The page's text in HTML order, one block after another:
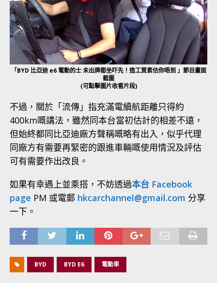
「BYD 比亞迪 e6 電動的士 未出牌都坐吓先！造工質素估你唔到 」節目畫面
截圖
(可點擊圖片收看片段)
不過，關於「流傳」指充滿電續航距離只得約
400km嘅講法，雖然同本台當初估計的相差不遠，
但始終都同比亞迪廠方聲稱嘅略有出入，似乎代理
同廠方有需要再緊密的跟進車輛嘅使用情況及評估
可有需要作出改良。
如果有幸遇上並乘搭，不妨透過本台 Facebook
page PM 或電郵 hkcarchannel@gmail.com 分享
一下。
BYD BYD E6 電動車